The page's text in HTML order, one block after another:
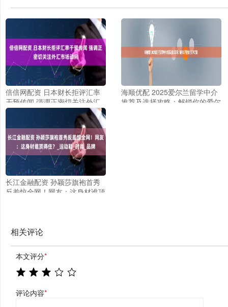
倍倍网配资 日本财长拒评汇率
干预传闻 强调正密切关注外汇
市场动向
海顺优配 2025爱尔兰留学中介
推荐及选择攻略：解锁你的爱尔
长江金融配资 孙颖莎旗袍首秀
反差惊全网！网友：这身材谁顶
相关评论
本文评分*
评论内容*